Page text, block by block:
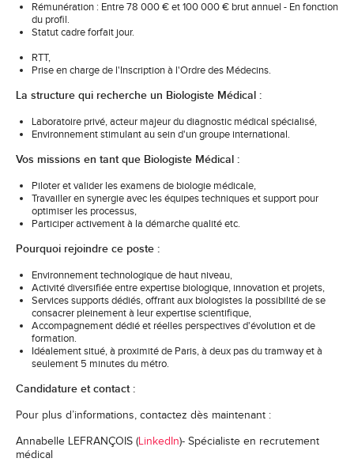
Rémunération : Entre 78 000 € et 100 000 € brut annuel - En fonction
du profil.
Statut cadre forfait jour.
RTT,
Prise en charge de l'Inscription à l'Ordre des Médecins.
La structure qui recherche un Biologiste Médical :
Laboratoire privé, acteur majeur du diagnostic médical spécialisé,
Environnement stimulant au sein d'un groupe international.
Vos missions en tant que Biologiste Médical :
Piloter et valider les examens de biologie médicale,
Travailler en synergie avec les équipes techniques et support pour
optimiser les processus,
Participer activement à la démarche qualité etc.
Pourquoi rejoindre ce poste :
Environnement technologique de haut niveau,
Activité diversifiée entre expertise biologique, innovation et projets,
Services supports dédiés, offrant aux biologistes la possibilité de se
consacrer pleinement à leur expertise scientifique,
Accompagnement dédié et réelles perspectives d'évolution et de
formation.
Idéalement situé, à proximité de Paris, à deux pas du tramway et à
seulement 5 minutes du métro.
Candidature et contact :
Pour plus d’informations, contactez dès maintenant :
Annabelle LEFRANÇOIS (LinkedIn)- Spécialiste en recrutement
médical